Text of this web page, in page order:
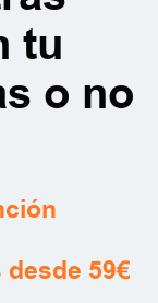
tu
o no
59€